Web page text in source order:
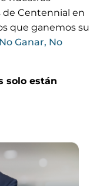
de Centennial en
que ganemos su
Ganar, No
solo están